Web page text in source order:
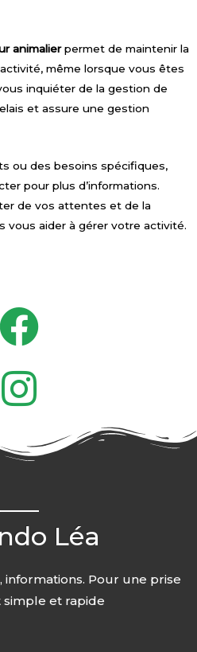
animalierpermet de maintenir la
même lorsque vous êtes
inquiéter de la gestion de
et assure une gestion
ou des besoins spécifiques,
pour plus d’informations.
de vos attentes et de la
vous aider à gérer votre activité.
Léa
Pour une prise
et rapide